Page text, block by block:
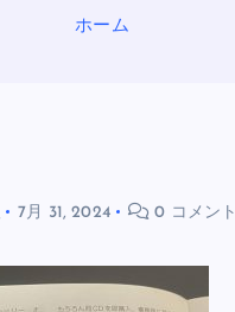
ホーム
7月 31, 2024 0 コメント